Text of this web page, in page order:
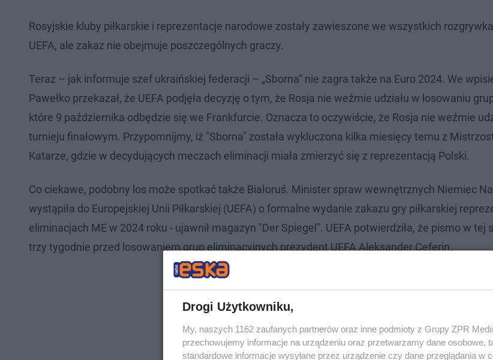
Rosyjskie kluby piłkarskie i reprezentacje narodowe zostały zawieszone we wszystkich
UEFA, ale zakaz nie obejmuje poszczególnych graczy.
Teraz – jak informuje szef ukraińskiej federacji – „Sborna” nie zagra także na Euro 2024. We
Pawełko przekazał, że UEFA podjęła decyzję o tym, że Rosja nie weźmie udziału w losowaniu
które 9 października odbędzie się we Frankfurcie. Oznacza to oczywiście, że Rosja nie weźmie
turnieju finałowym. Przypomnijmy, iż "Sborna" została wykluczona kilka miesięcy temu z
Katarze, gdzie w decydujących meczach eliminacji miała zmierzyć się z reprezentacją Polski.
Co ciekawe, podobny los może spotkać także Białoruś. Minister spraw wewnętrznych Niemiec
wystąpiła do Europejskiej Unii Piłkarskiej (UEFA) o formalne wydanie zakazu gry piłkarskiej
eliminacjach ME w 2024 roku - ujawnił magazyn "Der Spiegel". UEFA potwierdziła, że pismo w tej
trzy tygodnie przed losowaniem grup eliminacyjnych prezydent UEFA Aleksander Ceferin.
Drogi Użytkowniku,
My, naszych 1162 zaufanych partnerów oraz inne podmioty z Grupy ZPR
przechowujemy informacje na urządzeniu oraz przetwarzamy dane osobowe,
standardowe informacje wysyłane przez urządzenie czy dane przeglądania w